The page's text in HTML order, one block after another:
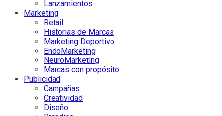
Lanzamientos
Marketing
Retail
Historias de Marcas
Marketing Deportivo
EndoMarketing
NeuroMarketing
Marcas con propósito
Publicidad
Campañas
Creatividad
Diseño